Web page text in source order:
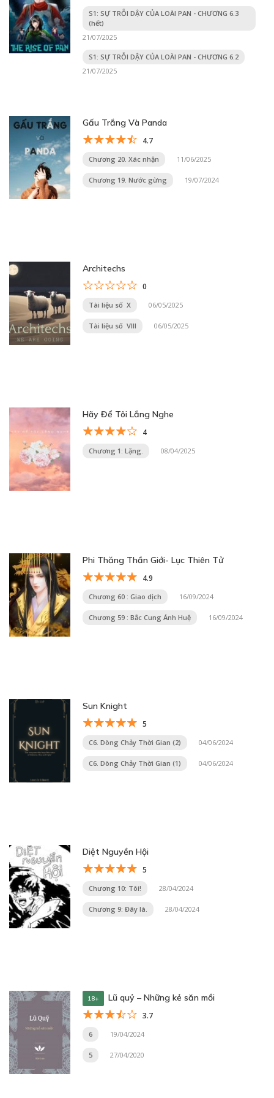
S1: SỰ TRỖI DẬY CỦA LOÀI PAN - CHƯƠNG 6.3
(hết)
21/07/2025
S1: SỰ TRỖI DẬY CỦA LOÀI PAN - CHƯƠNG 6.2
21/07/2025
Gấu Trắng Và Panda
4.7
Chương 20. Xác nhận 11/06/2025
Chương 19. Nước gừng 19/07/2024
Architechs
0
Tài liệu số X 06/05/2025
Tài liệu số VIII 06/05/2025
Hãy Để Tôi Lắng Nghe
4
Chương 1: Lặng. 08/04/2025
Phi Thăng Thần Giới- Lục Thiên Tử
4.9
Chương 60 : Giao dịch 16/09/2024
Chương 59 : Bắc Cung Ánh Huệ 16/09/2024
Sun Knight
5
C6. Dòng Chảy Thời Gian (2) 04/06/2024
C6. Dòng Chảy Thời Gian (1) 04/06/2024
Diệt Nguyền Hội
5
Chương 10: Tôi! 28/04/2024
Chương 9: Đây là. 28/04/2024
18+ Lũ quỷ – Những kẻ săn mồi
3.7
6 19/04/2024
5 27/04/2020